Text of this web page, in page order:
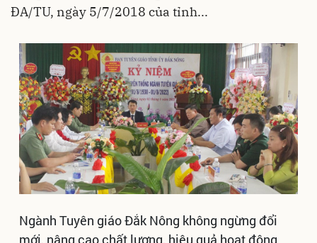
ĐA/TU, ngày 5/7/2018 của tỉnh...
Ngành Tuyên giáo Đắk Nông không ngừng đổi
mới, nâng cao chất lượng, hiệu quả hoạt động